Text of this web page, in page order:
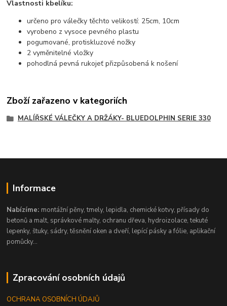
Vlastnosti kbelíku:
určeno pro válečky těchto velikostí: 25cm, 10cm
vyrobeno z vysoce pevného plastu
pogumované, protiskluzové nožky
2 vyměnitelné vložky
pohodlná pevná rukojeť přizpůsobená k nošení
Zboží zařazeno v kategoriích
MALÍŘSKÉ VÁLEČKY A DRŽÁKY- BLUEDOLPHIN SERIE 330
Informace
Nabízíme: montážní pěny, tmely, lepidla, chemické kotvy, přísady do
betonů a malt, správkové malty, ochranu dřeva, hydroizolace, tekuté
lepenky, štuky, sádry, těsnění oken a dveří, lepící pásky a fólie, aplikační
pomůcky...
Zpracování osobních údajů
OCHRANA OSOBNÍCH ÚDAJŮ